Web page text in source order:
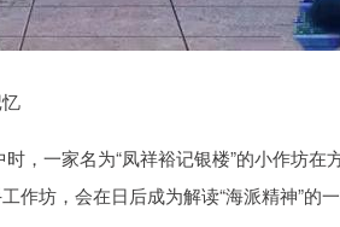
，一家名为“凤祥裕记银楼”的小作坊在
坊，会在日后成为解读“海派精神”的一